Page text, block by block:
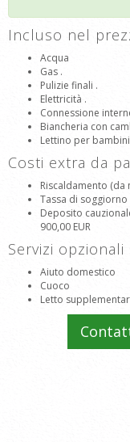
Incluso nel
Acqua
Gas .
Pulizie finali .
Elettricità .
Connessione
Biancheria con
Lettino per bambini
Costi extra da
Riscaldamento
Tassa di
Deposito
900,00 EUR
Servizi
Aiuto domestico
Cuoco
Letto